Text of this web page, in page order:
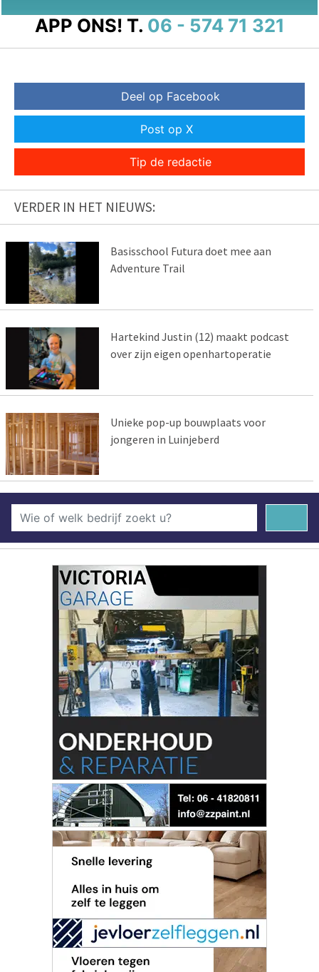
APP ONS! T. 06 - 574 71 321
Deel op Facebook
Post op X
Tip de redactie
VERDER IN HET NIEUWS:
Basisschool Futura doet mee aan
Adventure Trail
Hartekind Justin (12) maakt podcast
over zijn eigen openhartoperatie
Unieke pop-up bouwplaats voor
jongeren in Luinjeberd